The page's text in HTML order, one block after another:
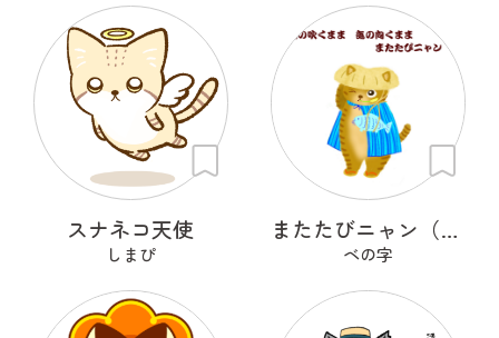
スナネコ天使
しまぴ
またたびニャン（修正）
ベの字